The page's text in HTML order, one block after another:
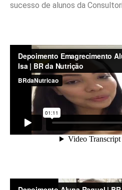
sucesso de alunos da